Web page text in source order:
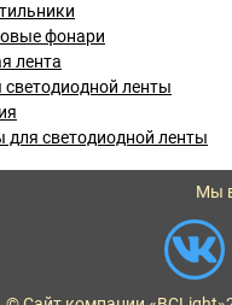
фонари
лента
ленты
для светодиодной ленты
Мы